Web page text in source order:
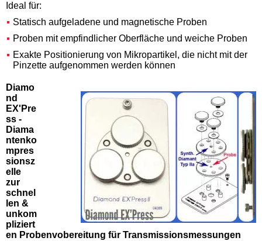
Ideal für:
Statisch aufgeladene und magnetische Proben
Proben mit empfindlicher Oberfläche und weiche Proben
Exakte Positionierung von Mikropartikel, die nicht mit der
Pinzette aufgenommen werden können
Diamo
nd
EX'Pre
ss -
Diama
ntenko
mpres
sionsz
elle
zur
schnel
len &
unkom
pliziert
en Probenvobereitung für Transmissionsmessungen